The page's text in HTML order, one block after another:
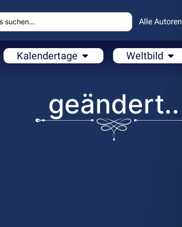
Alle Autoren
Kalendertage Weltbild
geändert..